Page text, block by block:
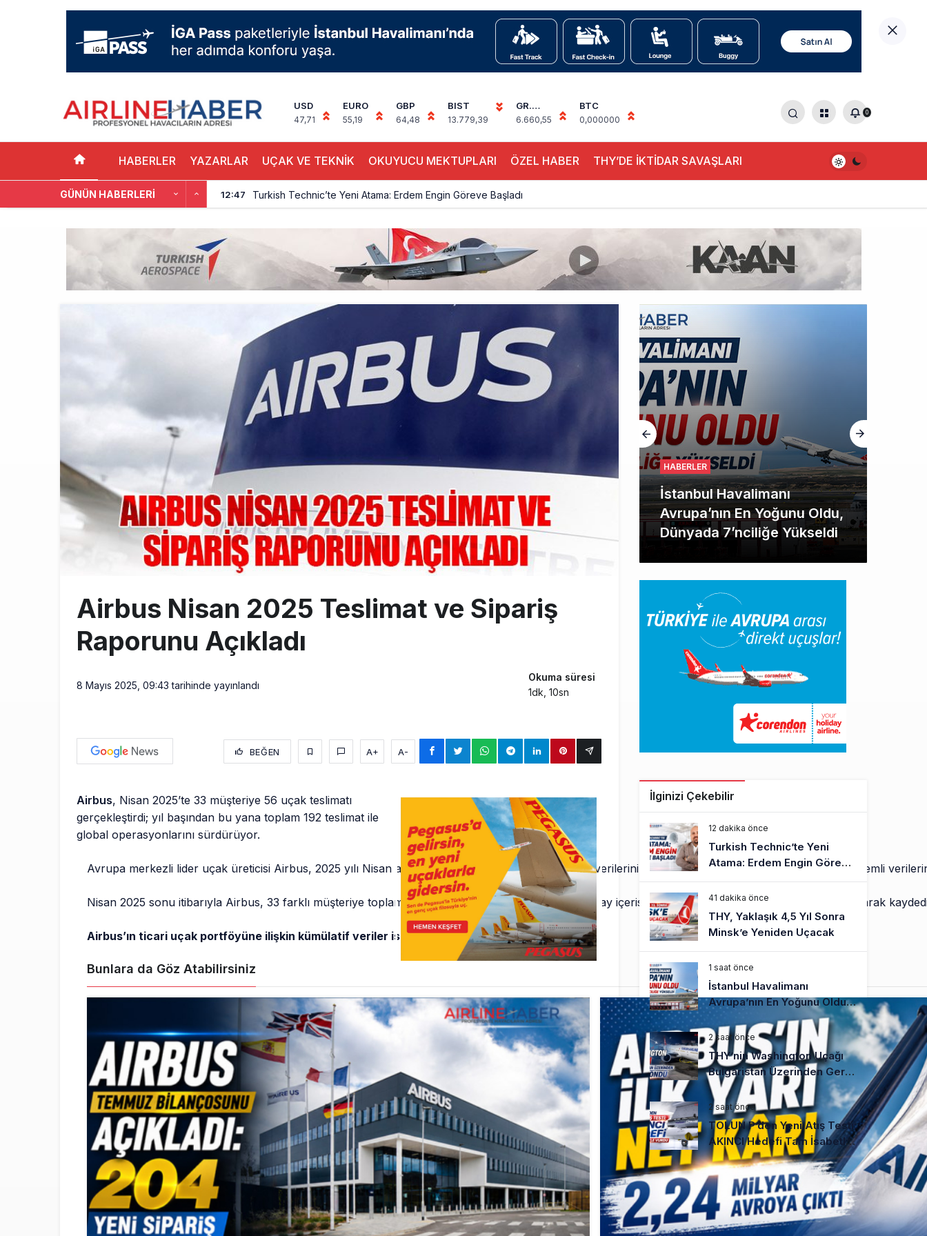
USD
47,71
EURO
55,19
GBP
64,48
BIST
13.779,39
GR.
ALTIN
6.660,55
BTC
0,000000
0
HABERLER YAZARLAR UÇAK VE TEKNİK OKUYUCU MEKTUPLARI ÖZEL HABER THY’DE İKTİDAR SAVAŞLARI
GÜNÜN HABERLERI 12:47 Turkish Technic’te Yeni Atama: Erdem Engin Göreve Başladı
İstanbul Havalimanı Avrupa’nın En Yoğunu Oldu, Dünyada 7’nciliğe Yükseldi
THY’nin Washington Uçağı Bulgaristan Üzerinden Geri Döndü
TOLUN P’den Yeni Atış Testi: AKINCI Hedefi Tam İsabetle Vurdu
Türkiye’nin Milli Motor Projelerinde Yeni Dönem: TEI TEKNOLOJİ Kuruldu
18:40 SunExpress Günlük Yolcu Rekorunu 72 Bin 340’a Çıkardı
17:59 İstanbul Havalimanı’nın 4. Pistinde İlk Test Uçuşu Yapıldı
Airbus Nisan 2025 Teslimat ve Sipariş
Raporunu Açıkladı
8 Mayıs 2025, 09:43 tarihinde yayınlandı
Okuma süresi
1dk, 10sn
BEĞEN A+ A-
Airbus, Nisan 2025’te 33 müşteriye 56 uçak teslimatı
gerçekleştirdi; yıl başından bu yana toplam 192 teslimat ile
global operasyonlarını sürdürüyor.
Avrupa merkezli lider uçak üreticisi Airbus, 2025 yılı Nisan ayı itibarıyla güncel sipariş ve teslimat verilerini kamuoyu ile paylaştı. Performansa dair önemli
Nisan 2025 sonu itibarıyla Airbus, 33 farklı müşteriye toplam 56 uçak teslimatı gerçekleştirdi. Aynı ay içerisinde alınan yeni brüt sipariş sayısı ise 11 olarak
Airbus’ın ticari uçak portföyüne ilişkin kümülatif veriler ise şu şekilde güncellendi:
Bunlara da Göz Atabilirsiniz
HABERLER
İstanbul Havalimanı
Avrupa’nın En Yoğunu Oldu,
Dünyada 7’nciliğe Yükseldi
İlginizi Çekebilir
12 dakika önce
Turkish Technic’te Yeni
Atama: Erdem Engin Göreve
Başladı
41 dakika önce
THY, Yaklaşık 4,5 Yıl Sonra
Minsk’e Yeniden Uçacak
1 saat önce
İstanbul Havalimanı
Avrupa’nın En Yoğunu Oldu,
Dünyada 7’nciliğe Yükseldi
2 saat önce
THY’nin Washington Uçağı
Bulgaristan Üzerinden Geri
Döndü
2 saat önce
TOLUN P’den Yeni Atış Testi:
AKINCI Hedefi Tam İsabetle
Vurdu
3 saat önce
Türkiye’nin Milli Motor
Projelerinde Yeni Dönem:
TEI TEKNOLOJİ Kuruldu